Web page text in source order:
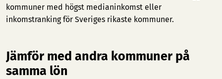
kommuner med högst medianinkomst eller
inkomstranking för Sveriges rikaste kommuner.
Jämför med andra kommuner på
samma lön